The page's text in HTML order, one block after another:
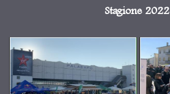
Stagione 2022